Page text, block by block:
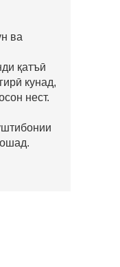
ва
қатъӣ
кунад,
нест.